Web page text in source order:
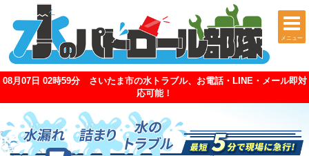
メニュー
08月07日 02時59分 さいたま市の水トラブル、お電話・LINE・メール即対
応可能！